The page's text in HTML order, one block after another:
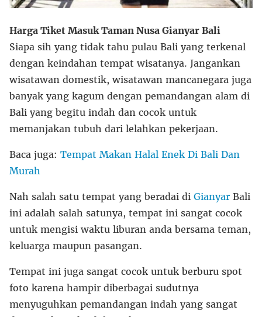
Harga Tiket Masuk Taman Nusa Gianyar Bali
Siapa sih yang tidak tahu pulau Bali yang terkenal
dengan keindahan tempat wisatanya. Jangankan
wisatawan domestik, wisatawan mancanegara juga
banyak yang kagum dengan pemandangan alam di
Bali yang begitu indah dan cocok untuk
memanjakan tubuh dari lelahkan pekerjaan.
Baca juga: Tempat Makan Halal Enek Di Bali Dan
Murah
Nah salah satu tempat yang beradai di Gianyar Bali
ini adalah salah satunya, tempat ini sangat cocok
untuk mengisi waktu liburan anda bersama teman,
keluarga maupun pasangan.
Tempat ini juga sangat cocok untuk berburu spot
foto karena hampir diberbagai sudutnya
menyuguhkan pemandangan indah yang sangat